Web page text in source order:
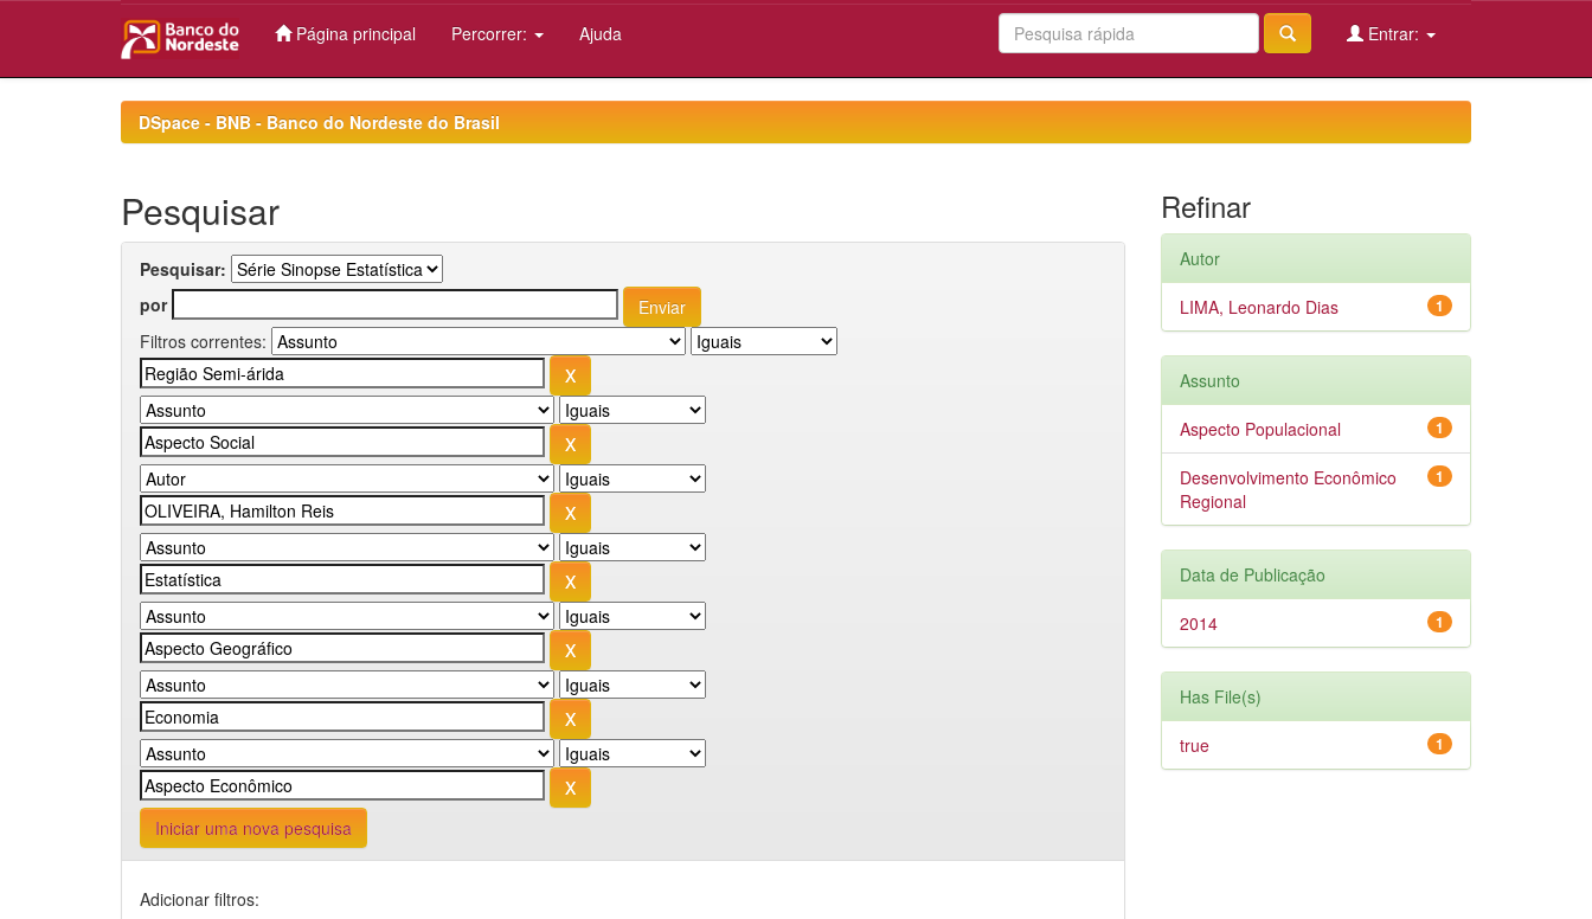
Página principal Percorrer: Ajuda Entrar:
DSpace - BNB - Banco do Nordeste do Brasil
Pesquisar
Pesquisar:
por
Filtros correntes:
Iniciar uma nova pesquisa
Adicionar filtros:
Refinar
Autor
1
LIMA, Leonardo Dias
Assunto
1
Aspecto Populacional
1
Desenvolvimento Econômico
Regional
Data de Publicação
1
2014
Has File(s)
1
true